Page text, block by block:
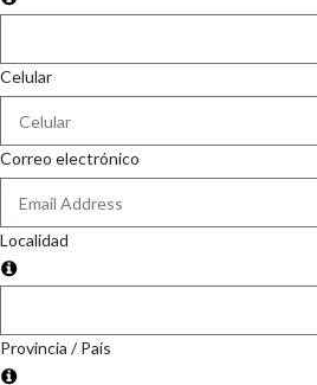
Celular
Correo electrónico
Localidad
Provincia / País